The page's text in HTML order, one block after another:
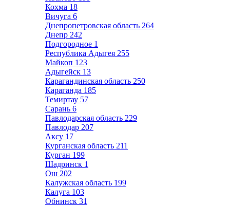
Кохма 18
Вичуга 6
Днепропетровская область 264
Днепр 242
Подгородное 1
Республика Адыгея 255
Майкоп 123
Адыгейск 13
Карагандинская область 250
Караганда 185
Темиртау 57
Сарань 6
Павлодарская область 229
Павлодар 207
Аксу 17
Курганская область 211
Курган 199
Шадринск 1
Ош 202
Калужская область 199
Калуга 103
Обнинск 31